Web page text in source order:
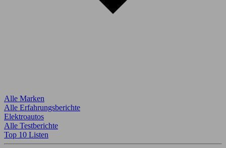
Alle Marken
Alle Erfahrungsberichte
Elektroautos
Alle Testberichte
Top 10 Listen